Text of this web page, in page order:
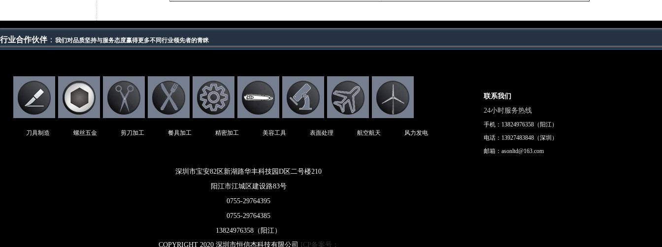
行业合作伙伴 ： 我们对品质坚持与服务态度赢得更多不同行业领先者的青眯
刀具制造 螺丝五金 剪刀加工 餐具加工 精密加工 美容工具 表面处理 航空航天 风力发电
联系我们
24小时服务热线
手机：13824976358（阳江）
电话：13927483848（深圳）
邮箱：asonltd@163.com
深圳市宝安82区新湖路华丰科技园D区二号楼210
阳江市江城区建设路83号
0755-29764395
0755-29764385
13824976358（阳江）
COPYRIGHT 2020 深圳市恒信杰科技有限公司
ICP备案号：